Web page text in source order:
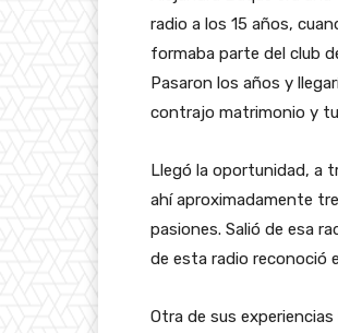
radio a los 15 años,
formaba parte del club
Pasaron los años y
contrajo matrimonio y
Llegó la oportunidad, a
ahí aproximadamente
pasiones. Salió de esa
de esta radio reconoció
Otra de sus